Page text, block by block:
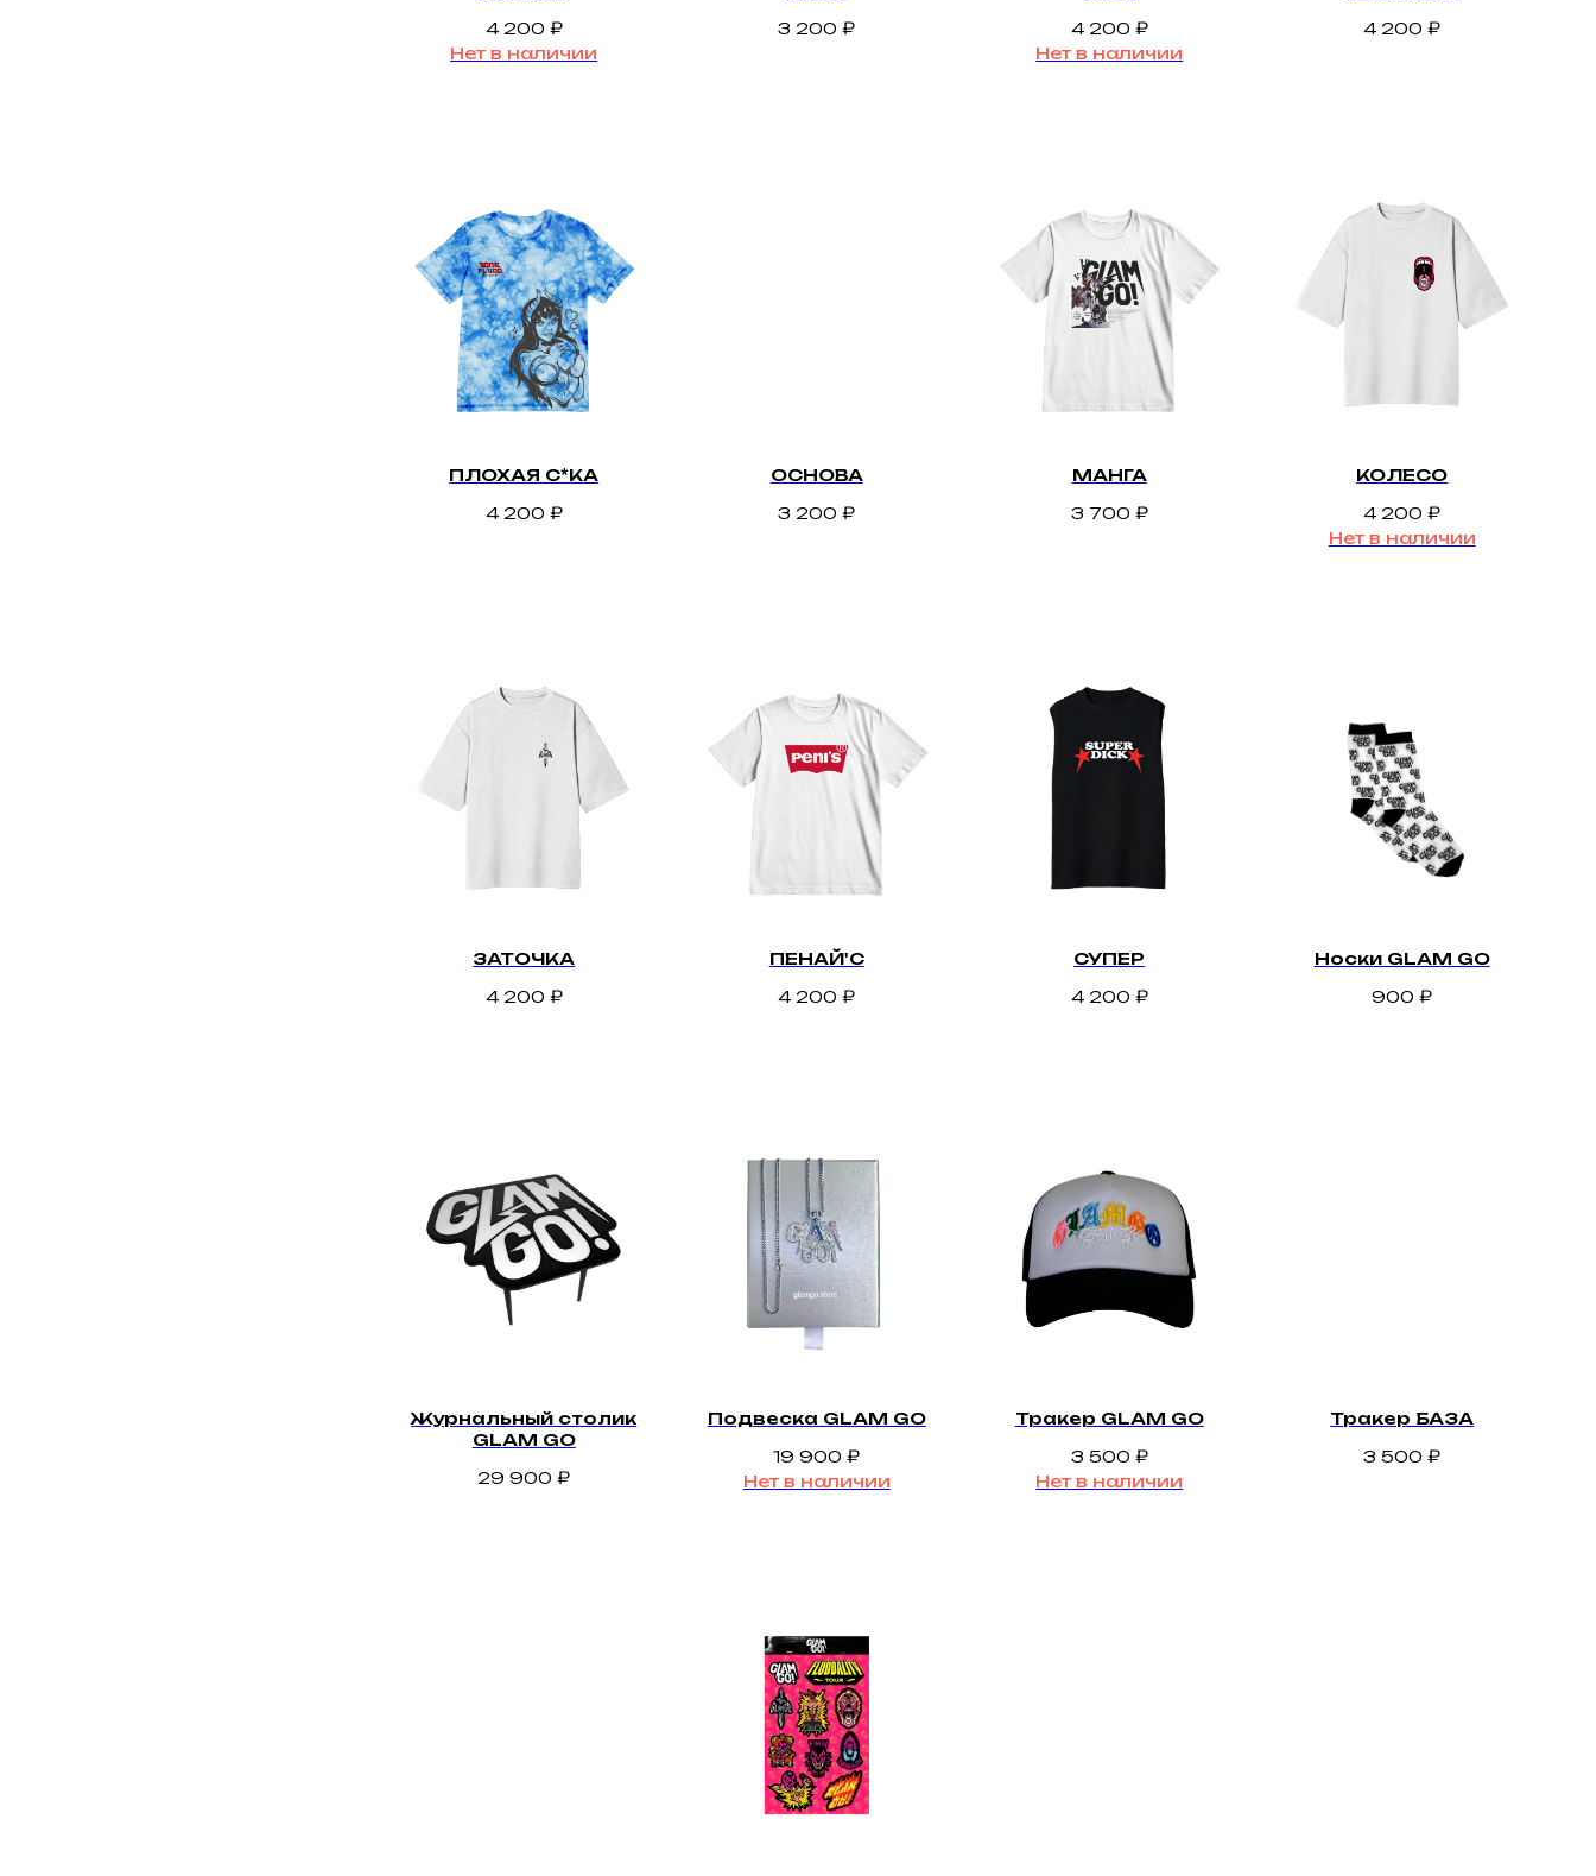
4 200 ₽
Нет в наличии
3 200 ₽
4 200 ₽
Нет в наличии
4 200 ₽
ПЛОХАЯ С*КА
4 200 ₽
ОСНОВА
3 200 ₽
МАНГА
3 700 ₽
КОЛЕСО
4 200 ₽
Нет в наличии
ЗАТОЧКА
4 200 ₽
ПЕНАЙ'С
4 200 ₽
СУПЕР
4 200 ₽
Носки GLAM GO
900 ₽
Журнальный столик
GLAM GO
29 900 ₽
Подвеска GLAM GO
19 900 ₽
Нет в наличии
Тракер GLAM GO
3 500 ₽
Нет в наличии
Тракер БАЗА
3 500 ₽